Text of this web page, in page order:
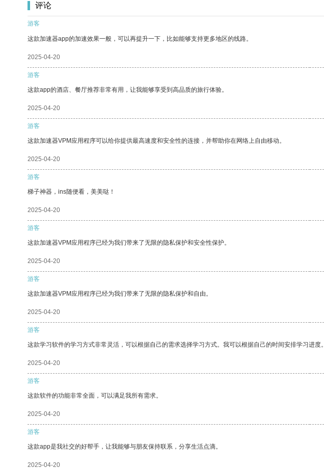
评论
游客
这款加速器app的加速效果一般，可以再提升一下，比如能够支持更多地区的线路。
2025-04-20
游客
这款app的酒店、餐厅推荐非常有用，让我能够享受到高品质的旅行体验。
2025-04-20
游客
这款加速器VPM应用程序可以给你提供最高速度和安全性的连接，并帮助你在网络上自由移动。
2025-04-20
游客
梯子神器，ins随便看，美美哒！
2025-04-20
游客
这款加速器VPM应用程序已经为我们带来了无限的隐私保护和安全性保护。
2025-04-20
游客
这款加速器VPM应用程序已经为我们带来了无限的隐私保护和自由。
2025-04-20
游客
这款学习软件的学习方式非常灵活，可以根据自己的需求选择学习方式。我可以根据自己的时间安排学习进度。
2025-04-20
游客
这款软件的功能非常全面，可以满足我所有需求。
2025-04-20
游客
这款app是我社交的好帮手，让我能够与朋友保持联系，分享生活点滴。
2025-04-20